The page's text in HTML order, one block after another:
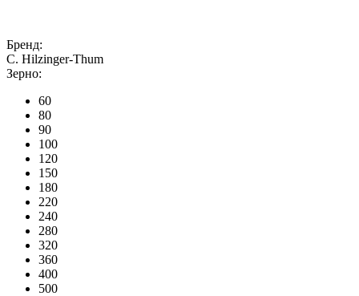
Бренд:
C. Hilzinger-Thum
Зерно:
60
80
90
100
120
150
180
220
240
280
320
360
400
500